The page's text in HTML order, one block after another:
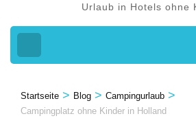
Urlaub in Hotels ohne
Startseite > Blog > Campingurlaub >
Campingplatz ohne Kinder in Holland